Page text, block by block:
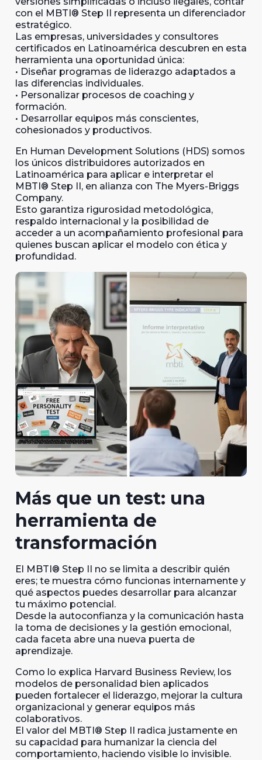
con el MBTI® Step II representa un diferenciador
estratégico.
Las empresas, universidades y consultores
certificados en Latinoamérica descubren en esta
herramienta una oportunidad única:
• Diseñar programas de liderazgo adaptados a
las diferencias individuales.
• Personalizar procesos de coaching y
formación.
• Desarrollar equipos más conscientes,
cohesionados y productivos.
En Human Development Solutions (HDS) somos
los únicos distribuidores autorizados en
Latinoamérica para aplicar e interpretar el
MBTI® Step II, en alianza con The Myers-Briggs
Company.
Esto garantiza rigurosidad metodológica,
respaldo internacional y la posibilidad de
acceder a un acompañamiento profesional para
quienes buscan aplicar el modelo con ética y
profundidad.
Más que un test: una
herramienta de
transformación
El MBTI® Step II no se limita a describir quién
eres; te muestra cómo funcionas internamente y
qué aspectos puedes desarrollar para alcanzar
tu máximo potencial.
Desde la autoconfianza y la comunicación hasta
la toma de decisiones y la gestión emocional,
cada faceta abre una nueva puerta de
aprendizaje.
Como lo explica Harvard Business Review, los
modelos de personalidad bien aplicados
pueden fortalecer el liderazgo, mejorar la cultura
organizacional y generar equipos más
colaborativos.
El valor del MBTI® Step II radica justamente en
su capacidad para humanizar la ciencia del
comportamiento, haciendo visible lo invisible.